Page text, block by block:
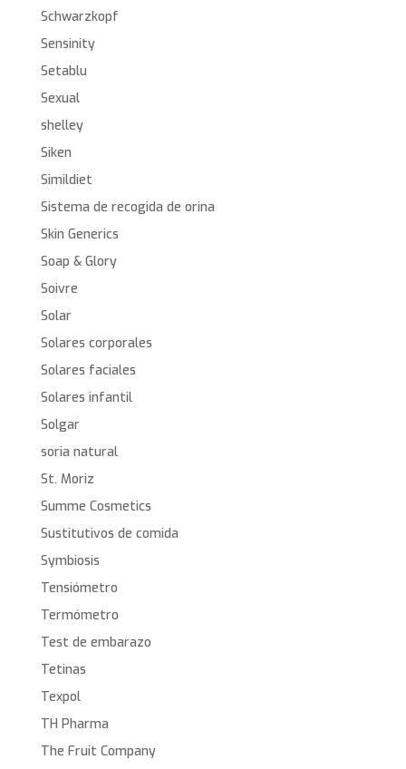
Schwarzkopf
Sensinity
Setablu
Sexual
shelley
Siken
Simildiet
Sistema de recogida de orina
Skin Generics
Soap & Glory
Soivre
Solar
Solares corporales
Solares faciales
Solares infantil
Solgar
soria natural
St. Moriz
Summe Cosmetics
Sustitutivos de comida
Symbiosis
Tensiómetro
Termómetro
Test de embarazo
Tetinas
Texpol
TH Pharma
The Fruit Company